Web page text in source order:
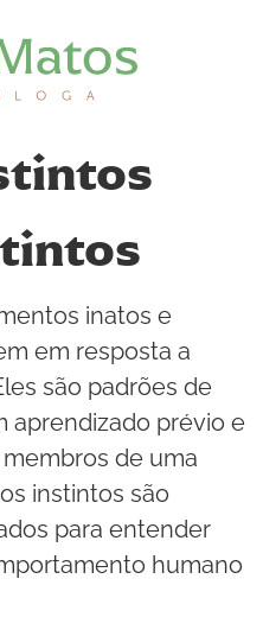
inatos e
em resposta a
são padrões de
aprendizado prévio e
de uma
instintos são
para entender
humano